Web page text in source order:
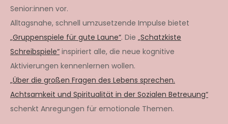
Senior:innen vor.
Alltagsnahe, schnell umzusetzende Impulse bietet
„Gruppenspiele für gute Laune“. Die „Schatzkiste
Schreibspiele“ inspiriert alle, die neue kognitive
Aktivierungen kennenlernen wollen.
„Über die großen Fragen des Lebens sprechen.
Achtsamkeit und Spiritualität in der Sozialen Betreuung“
schenkt Anregungen für emotionale Themen.